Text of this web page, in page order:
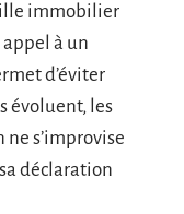
immobilier
à un
d’éviter
évoluent, les
ne s’improvise
déclaration